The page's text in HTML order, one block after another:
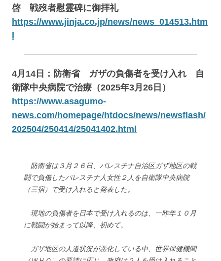
啓 戦歿者慰霊碑に御拝礼
https://www.jinja.co.jp/news/news_014513.htm
4月14日：防衛省 ガザの負傷者を受け入れ 自
衛隊中央病院で治療（2025年3月26日）
https://www.asagumo-
news.com/homepage/htdocs/news/newsflash/
202504/250414/25041402.html
防衛省は３月２６日、パレスチナ自治区ガザ地区の戦
闘で負傷したパレスチナ人女性２人を自衛隊中央病院
（三宿）で受け入れると発表した。
現地の負傷者を日本で受け入れるのは、一昨年１０月
に戦闘が始まって以降、初めて。
ガザ地区の人道状況が悪化している中、世界保健機関